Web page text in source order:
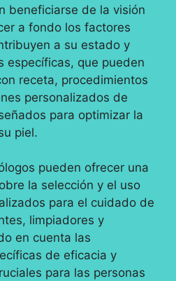
beneficiarse de la visión
a fondo los factores
a su estado y
específicas, que pueden
receta, procedimientos
personalizados de
para optimizar la
piel.
pueden ofrecer una
la selección y el uso
para el cuidado de
limpiadores y
en cuenta las
de eficacia y
para las personas